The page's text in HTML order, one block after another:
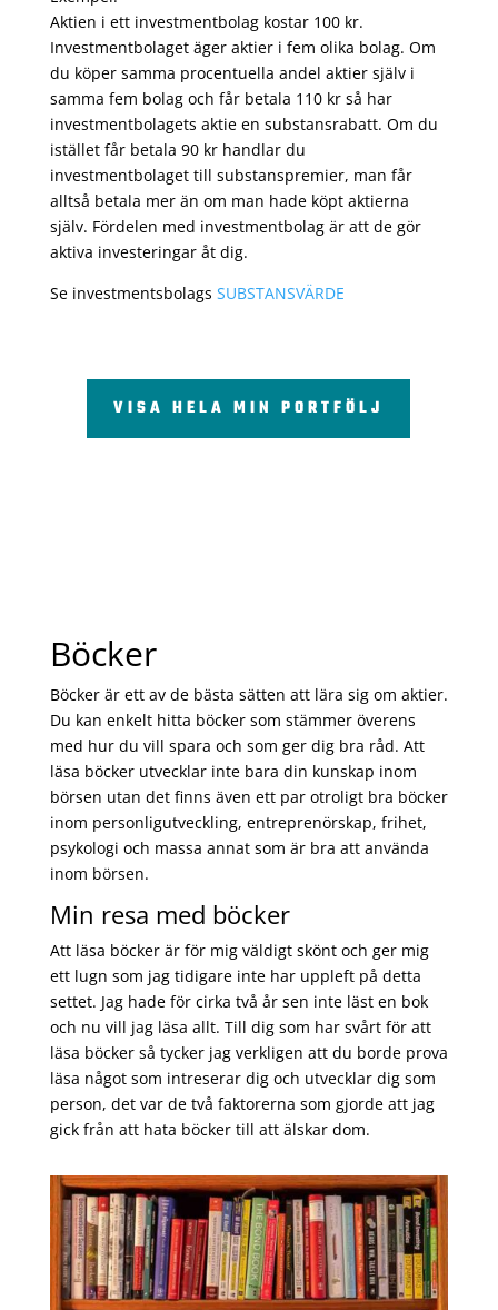
Aktien i ett investmentbolag kostar 100 kr.
Investmentbolaget äger aktier i fem olika bolag. Om
du köper samma procentuella andel aktier själv i
samma fem bolag och får betala 110 kr så har
investmentbolagets aktie en substansrabatt. Om du
istället får betala 90 kr handlar du
investmentbolaget till substanspremier, man får
alltså betala mer än om man hade köpt aktierna
själv. Fördelen med investmentbolag är att de gör
aktiva investeringar åt dig.
Se investmentsbolags SUBSTANSVÄRDE
VISA HELA MIN PORTFÖLJ
Böcker
Böcker är ett av de bästa sätten att lära sig om aktier.
Du kan enkelt hitta böcker som stämmer överens
med hur du vill spara och som ger dig bra råd. Att
läsa böcker utvecklar inte bara din kunskap inom
börsen utan det finns även ett par otroligt bra böcker
inom personligutveckling, entreprenörskap, frihet,
psykologi och massa annat som är bra att använda
inom börsen.
Min resa med böcker
Att läsa böcker är för mig väldigt skönt och ger mig
ett lugn som jag tidigare inte har uppleft på detta
settet. Jag hade för cirka två år sen inte läst en bok
och nu vill jag läsa allt. Till dig som har svårt för att
läsa böcker så tycker jag verkligen att du borde prova
läsa något som intreserar dig och utvecklar dig som
person, det var de två faktorerna som gjorde att jag
gick från att hata böcker till att älskar dom.